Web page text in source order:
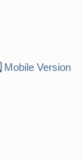
Mobile Version